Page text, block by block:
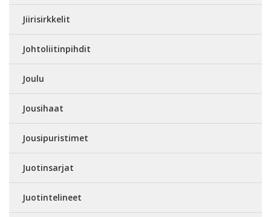
Jiirisirkkelit
Johtoliitinpihdit
Joulu
Jousihaat
Jousipuristimet
Juotinsarjat
Juotintelineet